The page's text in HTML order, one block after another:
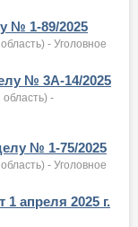
№ 1-89/2025
- Уголовное
№ 3А-14/2025
область) -
№ 1-75/2025
- Уголовное
апреля 2025 г.